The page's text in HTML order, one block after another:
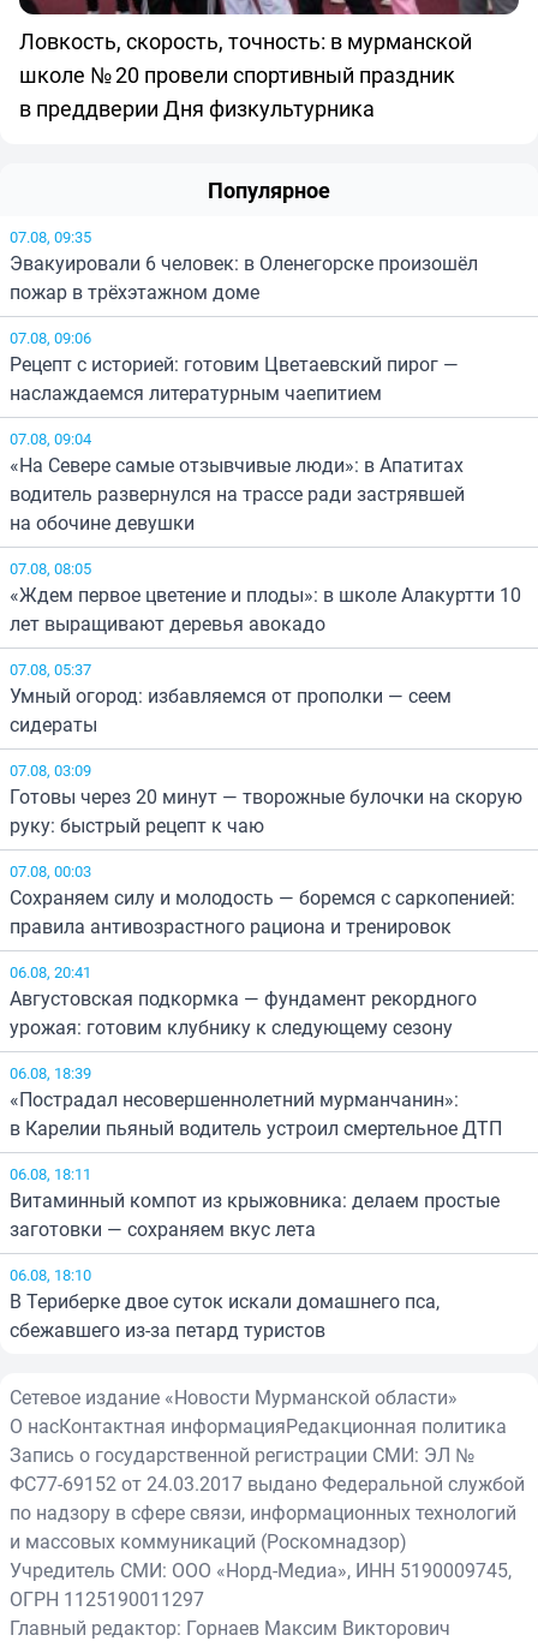
Ловкость, скорость, точность: в мурманской
школе № 20 провели спортивный праздник
в преддверии Дня физкультурника
Популярное
07.08, 09:35
Эвакуировали 6 человек: в Оленегорске произошёл
пожар в трёхэтажном доме
07.08, 09:06
Рецепт с историей: готовим Цветаевский пирог —
наслаждаемся литературным чаепитием
07.08, 09:04
«На Севере самые отзывчивые люди»: в Апатитах
водитель развернулся на трассе ради застрявшей
на обочине девушки
07.08, 08:05
«Ждем первое цветение и плоды»: в школе Алакуртти 10
лет выращивают деревья авокадо
07.08, 05:37
Умный огород: избавляемся от прополки — сеем
сидераты
07.08, 03:09
Готовы через 20 минут — творожные булочки на скорую
руку: быстрый рецепт к чаю
07.08, 00:03
Сохраняем силу и молодость — боремся с саркопенией:
правила антивозрастного рациона и тренировок
06.08, 20:41
Августовская подкормка — фундамент рекордного
урожая: готовим клубнику к следующему сезону
06.08, 18:39
«Пострадал несовершеннолетний мурманчанин»:
в Карелии пьяный водитель устроил смертельное ДТП
06.08, 18:11
Витаминный компот из крыжовника: делаем простые
заготовки — сохраняем вкус лета
06.08, 18:10
В Териберке двое суток искали домашнего пса,
сбежавшего из-за петард туристов
Сетевое издание «Новости Мурманской области»
О насКонтактная информацияРедакционная политика
Запись о государственной регистрации СМИ: ЭЛ №
ФС77-69152 от 24.03.2017 выдано Федеральной службой
по надзору в сфере связи, информационных технологий
и массовых коммуникаций (Роскомнадзор)
Учредитель СМИ: ООО «Норд-Медиа», ИНН 5190009745,
ОГРН 1125190011297
Главный редактор: Горнаев Максим Викторович